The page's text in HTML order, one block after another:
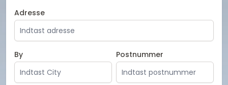
Adresse
By Postnummer